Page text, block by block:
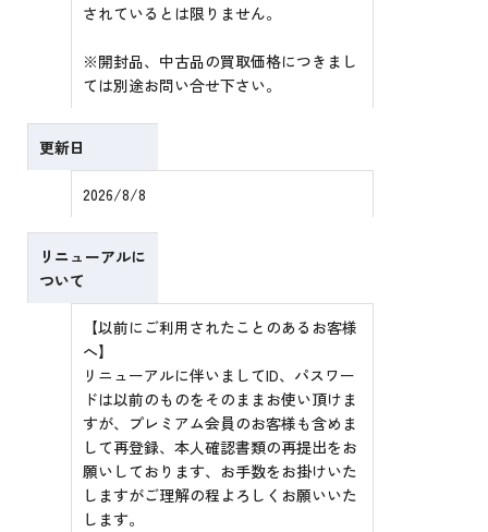
されているとは限りません。
※開封品、中古品の買取価格につきまし
ては別途お問い合せ下さい。
更新日
2026/8/8
リニューアルに
ついて
【以前にご利用されたことのあるお客様
へ】
リニューアルに伴いましてID、パスワー
ドは以前のものをそのままお使い頂けま
すが、プレミアム会員のお客様も含めま
して再登録、本人確認書類の再提出をお
願いしております、お手数をお掛けいた
しますがご理解の程よろしくお願いいた
します。